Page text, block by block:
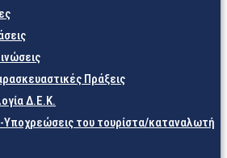
Πράξεις
Δ.Ε.Κ.
Υποχρεώσεις του τουρίστα/καταναλωτή